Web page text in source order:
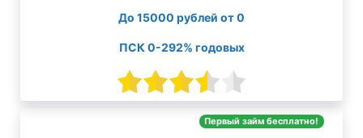
До 15000 рублей от 0
ПСК 0-292% годовых
Первый займ бесплатно!